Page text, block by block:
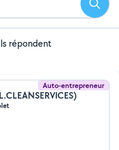
répondent
Auto-entrepreneur